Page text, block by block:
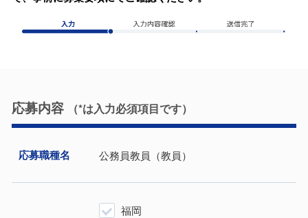
応募内容 （*は⼊⼒必須項⽬です）
応募職種名 公務員教員（教員）
福岡